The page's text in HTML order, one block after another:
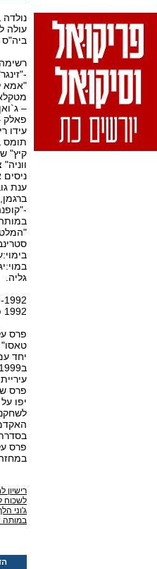
עולה
ביה"ס
-
"אמא
–
פאלק
עידו
תומס
קיץ"
ענת
-
גליה.
1992 פרס צבי קליר לשחקנית המצטיינת.
פרס
יחד
פרס
פרס
רישיון
לשכוח
ג'וני
במותה
אבי טרמין
אבי פניני
אבי קושניר
אבי שושני
אבי שכוי
אבי אליאס
אבי גיבסון בר-אל
אביב רון
אביגיל ארד
אביה בן דוד
אביה קופלמן